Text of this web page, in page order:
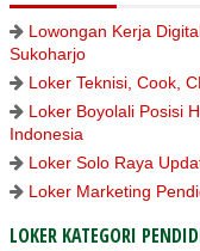
Lowongan Kerja
Sukoharjo
Loker Teknisi, Cook,
Loker Boyolali Posisi
Indonesia
Loker Solo Raya
Loker Marketing
LOKER KATEGORI